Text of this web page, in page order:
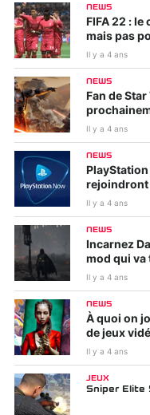
NEWS
FIFA 22 :
mais pas
Il y a 4 ans
NEWS
Fan de
Il y a 4 ans
NEWS
rejoindront
Il y a 4 ans
NEWS
Incarnez
mod qui va
Il y a 4 ans
NEWS
À quoi on
de jeux
Il y a 4 ans
JEUX
Sniper Elite